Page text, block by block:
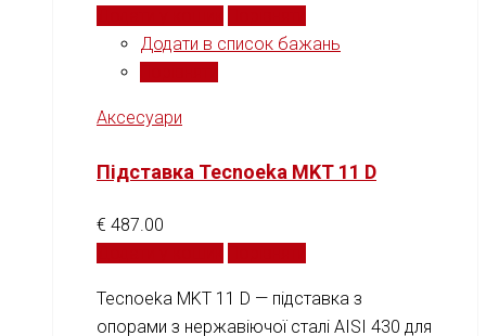
Додати в список бажань
Аксесуари
Підставка Tecnoeka MKT 11 D
€ 487.00
Tecnoeka MKT 11 D — підставка з
опорами з нержавіючої сталі AISI 430 для